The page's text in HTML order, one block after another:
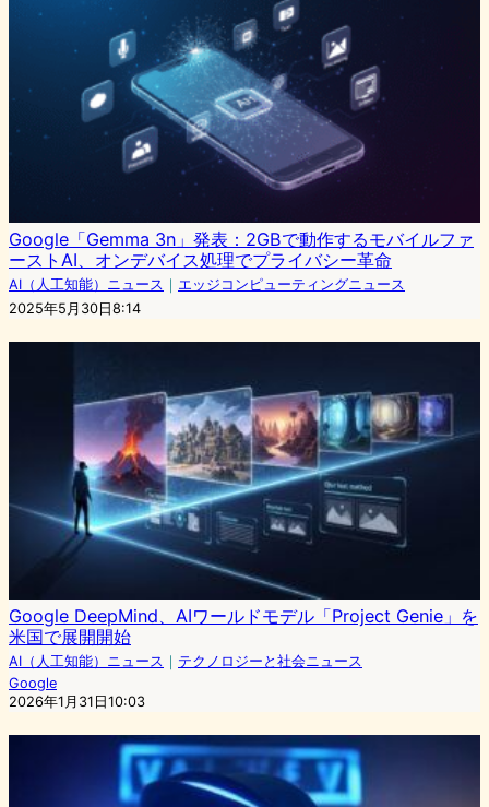
Google「Gemma 3n」発表：2GBで動作するモバイルファ
ーストAI、オンデバイス処理でプライバシー革命
AI（人工知能）ニュース ｜ エッジコンピューティングニュース
2025年5月30日8:14
Google DeepMind、AIワールドモデル「Project Genie」を
米国で展開開始
AI（人工知能）ニュース ｜ テクノロジーと社会ニュース
Google
2026年1月31日10:03